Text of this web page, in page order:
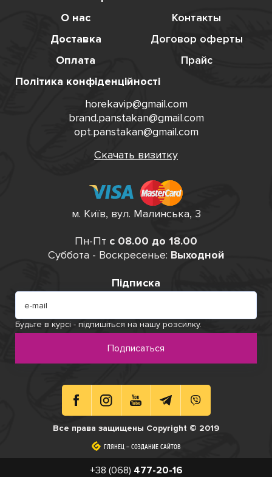
Пн-Пт с 08.00 до 18.00
Суббота - Воскресенье: Выходной
Все права защищены Copyright © 2019
Підписка
Будьте в курсі - підпишіться на нашу розсилку.
Подписаться
О нас
Контакты
Доставка
Договор оферты
Оплата
Прайс
Політика конфіденційності
+38 (068) 477-20-16
horekavip@gmail.com
brand.panstakan@gmail.com
opt.panstakan@gmail.com
Скачать визитку
м. Київ, вул. Малинська, 3
ГЛЯНЕЦ– СОЗДАНИЕ САЙТОВ
ГЛЯНЕЦ– СОЗДАНИЕ САЙТОВ